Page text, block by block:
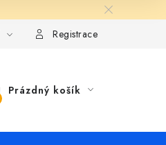
Registrace
Prázdný košík